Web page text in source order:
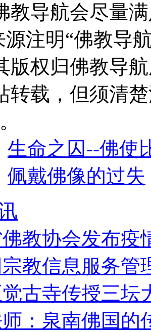
教导航会尽量
源注明“佛教导
版权归佛教导
转载，但须清
生命之囚--佛使
佩戴佛像的过失
教协会发布疫
教信息服务管
古寺传授三坛
：泉南佛国的